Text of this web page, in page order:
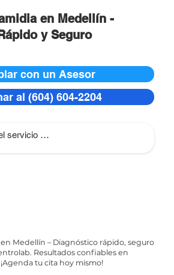
en Medellín -
y Seguro
con un Asesor
al (604) 604-2204
Medellín – Diagnóstico rápido, seguro
Resultados confiables en
tu cita hoy mismo!